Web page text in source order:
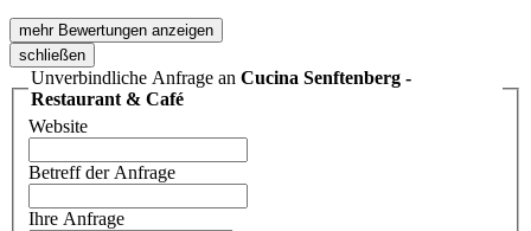
mehr Bewertungen anzeigen
schließen
Unverbindliche Anfrage an Cucina Senftenberg -
Restaurant & Café
Website
Betreff der Anfrage
Ihre Anfrage